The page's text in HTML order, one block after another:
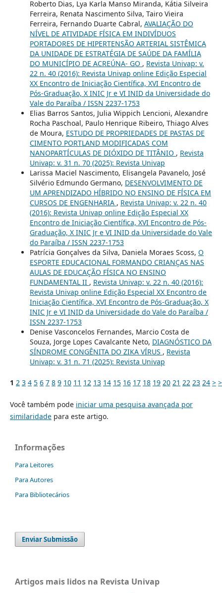
Roberto Dias, Lya Karla Manso Miranda, Kátia Silveira
Ferreira, Renata Nascimento Silva, Tairo Vieira
Ferreira, Fernando Duarte Cabral, AVALIAÇÃO DO
NÍVEL DE ATIVIDADE FÍSICA EM INDIVÍDUOS
PORTADORES DE HIPERTENSÃO ARTERIAL SISTÊMICA
DA UNIDADE DE ESTRATÉGIA DE SAÚDE DA FAMÍLIA
DO MUNICÍPIO DE ACREÚNA- GO , Revista Univap: v.
22 n. 40 (2016): Revista Univap online Edição Especial
XX Encontro de Iniciação Científica, XVI Encontro de
Pós-Graduação, X INIC Jr e VI INID da Universidade do
Vale do Paraíba / ISSN 2237-1753
Elias Barros Santos, Julia Wippich Lencioni, Alexandre
Rocha Paschoal, Paulo Henrique Ribeiro, Thiago Alves
de Moura, ESTUDO DE PROPRIEDADES DE PASTAS DE
CIMENTO PORTLAND MODIFICADAS COM
NANOPARTÍCULAS DE DIÓXIDO DE TITÂNIO , Revista
Univap: v. 31 n. 70 (2025): Revista Univap
Larissa Maciel Nascimento, Elisangela Pavanelo, José
Silvério Edmundo Germano, DESENVOLVIMENTO DE
UM APRENDIZADO HÍBRIDO NO ENSINO DE FÍSICA EM
CURSOS DE ENGENHARIA , Revista Univap: v. 22 n. 40
(2016): Revista Univap online Edição Especial XX
Encontro de Iniciação Científica, XVI Encontro de Pós-
Graduação, X INIC Jr e VI INID da Universidade do Vale
do Paraíba / ISSN 2237-1753
Patrícia Gonçalves da Silva, Daniela Moraes Scoss, O
ESPORTE EDUCACIONAL FORMANDO CRIANÇAS NAS
AULAS DE EDUCAÇÃO FÍSICA NO ENSINO
FUNDAMENTAL II , Revista Univap: v. 22 n. 40 (2016):
Revista Univap online Edição Especial XX Encontro de
Iniciação Científica, XVI Encontro de Pós-Graduação, X
INIC Jr e VI INID da Universidade do Vale do Paraíba /
ISSN 2237-1753
Denise Vasconcelos Fernandes, Marcio Costa de
Souza, Jorge Lopes Cavalcante Neto, DIAGNÓSTICO DA
SÍNDROME CONGÊNITA DO ZIKA VÍRUS , Revista
Univap: v. 31 n. 71 (2025): Revista Univap
1 2 3 4 5 6 7 8 9 10 11 12 13 14 15 16 17 18 19 20 21 22 23 24 >
Você também pode iniciar uma pesquisa avançada por
similaridadepara este artigo.
Informações
Para Leitores
Para Autores
Para Bibliotecários
Enviar Submissão
Artigos mais lidos na Revista Univap